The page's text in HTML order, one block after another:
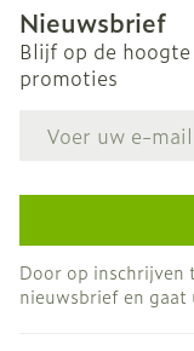
Nieuwsbrief
Blijf op de
promoties
Door op inschrijven
nieuwsbrief en